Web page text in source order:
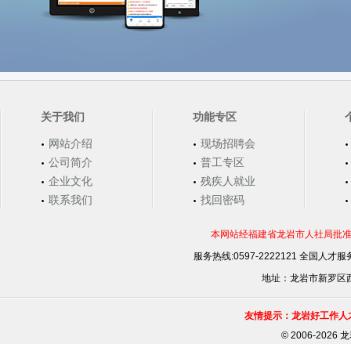
关于我们
网站介绍
公司简介
企业文化
联系我们
功能专区
现场招聘会
普工专区
残疾人就业
找回密码
本网站经福建省龙岩市人社局批
服务热线:0597-2222121 全国人才
地址：龙岩市新罗区
友情提示：龙岩好工作
©2006-2026 龙